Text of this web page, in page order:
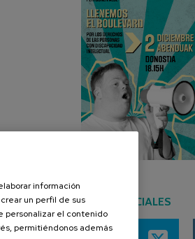
REDES SOCIALES
información
un perfil de sus
personalizar el contenido
permitiéndonos además